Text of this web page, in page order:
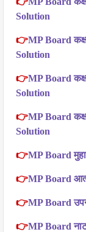
Solution
👉MP Board कक्षा-
Solution
👉MP Board कक्षा-
Solution
👉MP Board कक्षा-
Solution
👉MP Board
👉MP Board
👉MP Board
👉MP Board